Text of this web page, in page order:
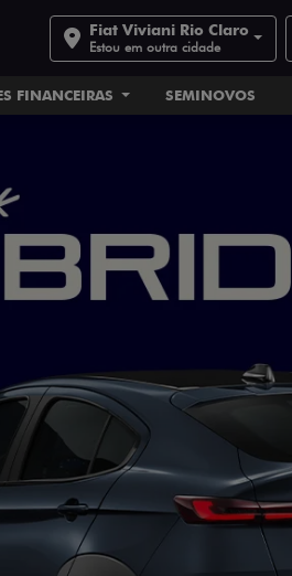
Fiat Viviani Rio Claro
Estou em outra cidade
FINANCEIRAS SEMINOVOS